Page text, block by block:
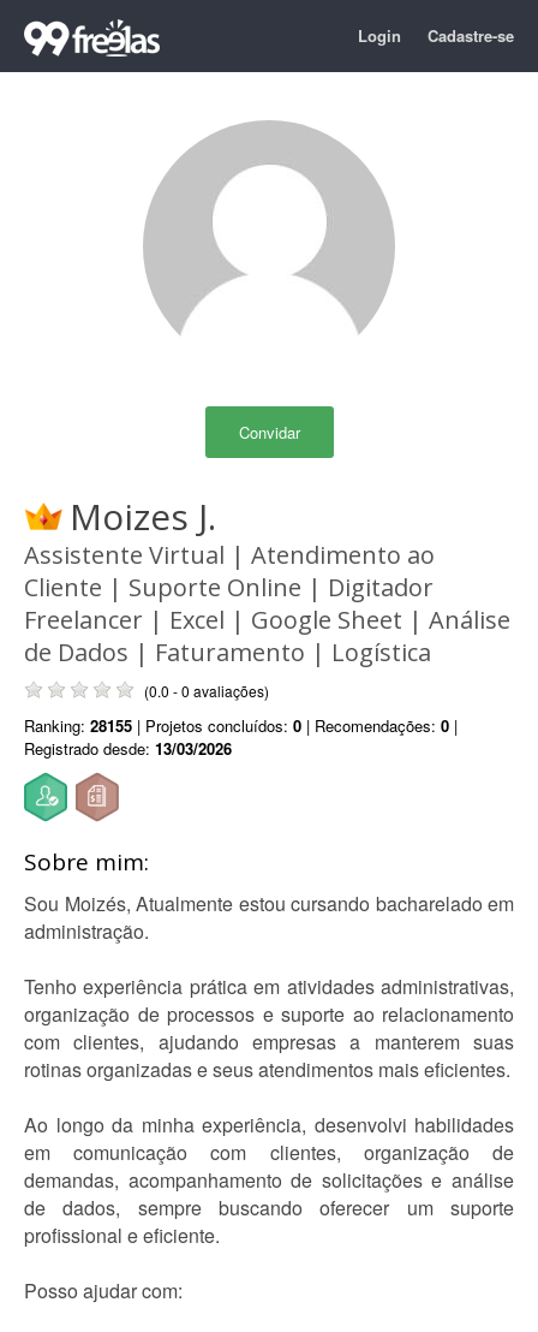
Login Cadastre-se
Convidar
Moizes J.
Assistente Virtual | Atendimento ao
Cliente | Suporte Online | Digitador
Freelancer | Excel | Google Sheet | Análise
de Dados | Faturamento | Logística
(0.0 - 0 avaliações)
Ranking: 28155 | Projetos concluídos: 0 | Recomendações: 0 |
Registrado desde: 13/03/2026
Sobre mim:
Sou Moizés, Atualmente estou cursando bacharelado em
administração.
Tenho experiência prática em atividades administrativas,
organização de processos e suporte ao relacionamento
com clientes, ajudando empresas a manterem suas
rotinas organizadas e seus atendimentos mais eficientes.
Ao longo da minha experiência, desenvolvi habilidades
em comunicação com clientes, organização de
demandas, acompanhamento de solicitações e análise
de dados, sempre buscando oferecer um suporte
profissional e eficiente.
Posso ajudar com: